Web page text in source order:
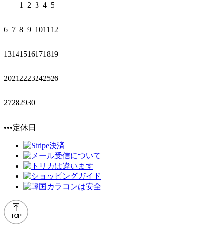
1 2 3 4 5
6 7 8 9 1011 12
13141516171819
2021 2223242526
27282930
•••定休日